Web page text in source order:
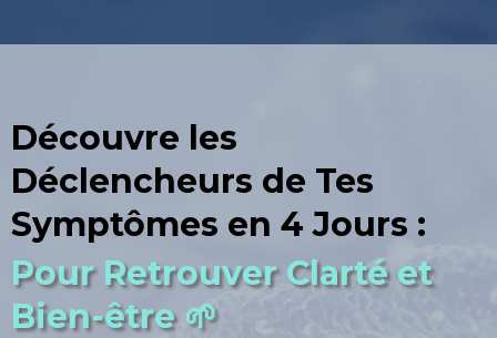
Découvre les
Déclencheurs de Tes
Symptômes en 4 Jours :
Pour Retrouver Clarté et
Bien-être 🌱